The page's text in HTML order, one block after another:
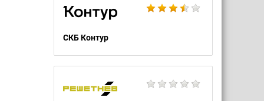
СКБ Контур